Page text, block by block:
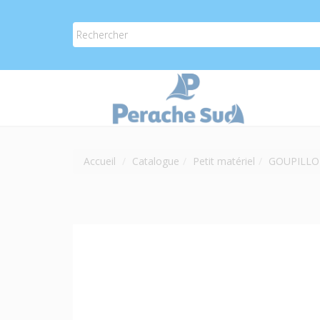
Accueil Catalogue Petit matériel